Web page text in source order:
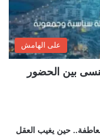
على الهامش
تُنسى بين الحضور
حين يغيب العقل